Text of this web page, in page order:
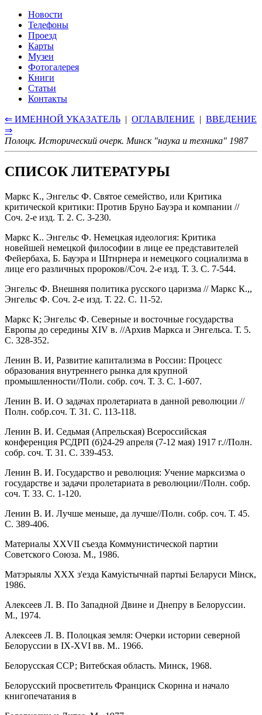
Новости
Телефоны
Проезд
Карты
Музеи
Фотогалерея
Книги
Статьи
Контакты
⇐ ИМЕННОЙ УКАЗАТЕЛЬ | ОГЛАВЛЕНИЕ | ВВЕДЕНИЕ
⇒
Полоцк. Исторический очерк. Минск "наука и техника" 1987
СПИСОК ЛИТЕРАТУРЫ
Маркс К., Энгельс Ф. Святое семейство, или Критика
критической критики: Против Бруно Бауэра и компании //
Соч. 2-е изд. Т. 2. С. 3-230.
Маркс К.. Энгельс Ф. Немецкая идеология: Критика
новейшей немецкой философии в лице ее представителей
Фейербаха, Б. Бауэра и Штнрнера и немецкого социализма в
лице его различных пророков//Соч. 2-е изд. Т. 3. С. 7-544.
Энгельс Ф. Внешняя политика русского царизма // Маркс К.,,
Энгельс Ф. Соч. 2-е изд. Т. 22. С. 11-52.
Маркс К; Энгельс Ф. Северные и восточные государства
Европы до середины XIV в. //Архив Маркса и Энгельса. Т. 5.
С. 328-352.
Ленин В. И, Развитие капитализма в России: Процесс
образования внутреннего рынка для крупной
промышленности//Поли. собр. соч. Т. 3. С. 1-607.
Ленин В. И. О задачах пролетариата в данной революции //
Полн. собр.соч. Т. 31. С. 113-118.
Ленин В. И. Седьмая (Апрельская) Всероссийская
конференция РСДРП (б)24-29 апреля (7-12 мая) 1917 г.//Полн.
собр. соч. Т. 31. С. 339-453.
Ленин В. И. Государство и революция: Учение марксизма о
государстве и задачи пролетариата в революции//Полн. собр.
соч. Т. 33. С. 1-120.
Ленин В. И. Лучше меньше, да лучше//Полн. собр. соч. Т. 45.
С. 389-406.
Материалы XXVII съезда Коммунистической партии
Советского Союза. М., 1986.
Матэрыялы XXX з'езда Камуiстычнай партыi Беларуси Мiнск,
1986.
Алексеев Л. В. По Западной Двине и Днепру в Белоруссии.
М., 1974.
Алексеев Л. В. Полоцкая земля: Очерки истории северной
Белоруссии в IХ-ХVI вв. М.. 1966.
Белорусская ССР; Витебская область. Минск, 1968.
Белорусский просветитель Франциск Скорнна и начало
книгопечатания в